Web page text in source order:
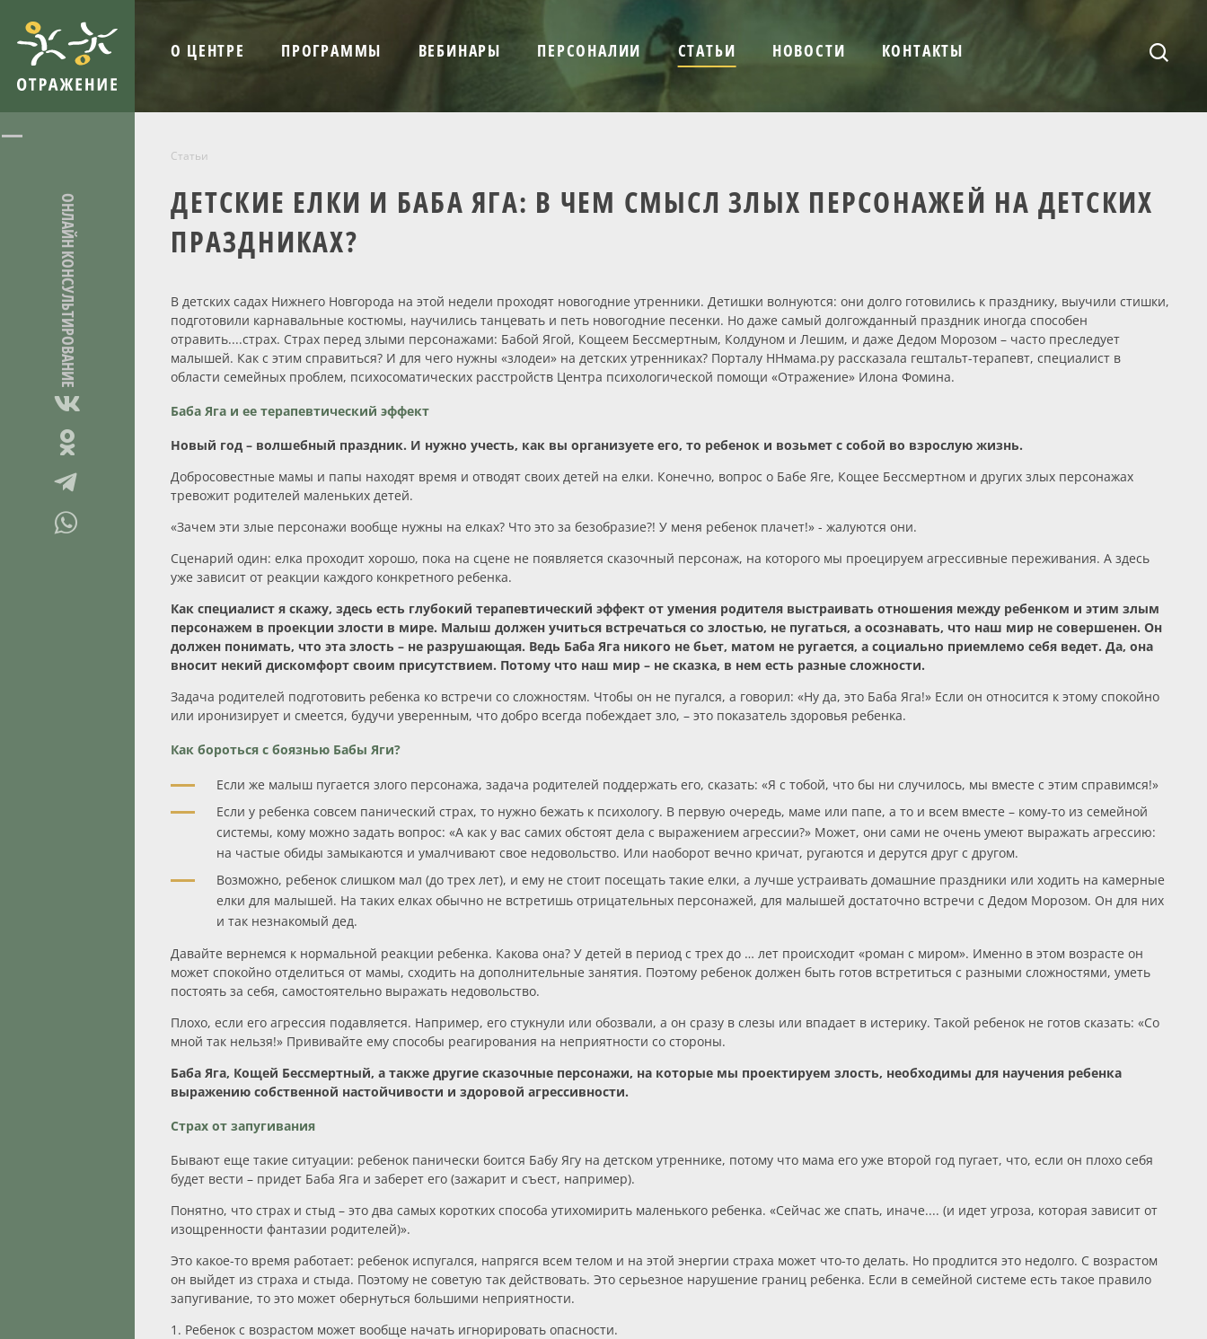
ОНЛАЙН КОНСУЛЬТИРОВАНИЕ
О ЦЕНТРЕ ПРОГРАММЫ ВЕБИНАРЫ ПЕРСОНАЛИИ СТАТЬИ НОВОСТИ КОНТАКТЫ
Статьи
ДЕТСКИЕ ЕЛКИ И БАБА ЯГА: В ЧЕМ СМЫСЛ ЗЛЫХ ПЕРСОНАЖЕЙ НА ДЕТСКИХ
ПРАЗДНИКАХ?
В детских садах Нижнего Новгорода на этой недели проходят новогодние утренники. Детишки волнуются: они долго готовились к празднику, выучили стишки,
подготовили карнавальные костюмы, научились танцевать и петь новогодние песенки. Но даже самый долгожданный праздник иногда способен
отравить....страх. Страх перед злыми персонажами: Бабой Ягой, Кощеем Бессмертным, Колдуном и Лешим, и даже Дедом Морозом – часто преследует
малышей. Как с этим справиться? И для чего нужны «злодеи» на детских утренниках? Порталу ННмама.ру рассказала гештальт-терапевт, специалист в
области семейных проблем, психосоматических расстройств Центра психологической помощи «Отражение» Илона Фомина.
Баба Яга и ее терапевтический эффект
Новый год – волшебный праздник. И нужно учесть, как вы организуете его, то ребенок и возьмет с собой во взрослую жизнь.
Добросовестные мамы и папы находят время и отводят своих детей на елки. Конечно, вопрос о Бабе Яге, Кощее Бессмертном и других злых персонажах
тревожит родителей маленьких детей.
«Зачем эти злые персонажи вообще нужны на елках? Что это за безобразие?! У меня ребенок плачет!» - жалуются они.
Сценарий один: елка проходит хорошо, пока на сцене не появляется сказочный персонаж, на которого мы проецируем агрессивные переживания. А здесь
уже зависит от реакции каждого конкретного ребенка.
Как специалист я скажу, здесь есть глубокий терапевтический эффект от умения родителя выстраивать отношения между ребенком и этим злым
персонажем в проекции злости в мире. Малыш должен учиться встречаться со злостью, не пугаться, а осознавать, что наш мир не совершенен. Он
должен понимать, что эта злость – не разрушающая. Ведь Баба Яга никого не бьет, матом не ругается, а социально приемлемо себя ведет. Да, она
вносит некий дискомфорт своим присутствием. Потому что наш мир – не сказка, в нем есть разные сложности.
Задача родителей подготовить ребенка ко встречи со сложностям. Чтобы он не пугался, а говорил: «Ну да, это Баба Яга!» Если он относится к этому спокойно
или иронизирует и смеется, будучи уверенным, что добро всегда побеждает зло, – это показатель здоровья ребенка.
Как бороться с боязнью Бабы Яги?
Если же малыш пугается злого персонажа, задача родителей поддержать его, сказать: «Я с тобой, что бы ни случилось, мы вместе с этим справимся!»
Если у ребенка совсем панический страх, то нужно бежать к психологу. В первую очередь, маме или папе, а то и всем вместе – кому-то из семейной
системы, кому можно задать вопрос: «А как у вас самих обстоят дела с выражением агрессии?» Может, они сами не очень умеют выражать агрессию:
на частые обиды замыкаются и умалчивают свое недовольство. Или наоборот вечно кричат, ругаются и дерутся друг с другом.
Возможно, ребенок слишком мал (до трех лет), и ему не стоит посещать такие елки, а лучше устраивать домашние праздники или ходить на камерные
елки для малышей. На таких елках обычно не встретишь отрицательных персонажей, для малышей достаточно встречи с Дедом Морозом. Он для них
и так незнакомый дед.
Давайте вернемся к нормальной реакции ребенка. Какова она? У детей в период с трех до … лет происходит «роман с миром». Именно в этом возрасте он
может спокойно отделиться от мамы, сходить на дополнительные занятия. Поэтому ребенок должен быть готов встретиться с разными сложностями, уметь
постоять за себя, самостоятельно выражать недовольство.
Плохо, если его агрессия подавляется. Например, его стукнули или обозвали, а он сразу в слезы или впадает в истерику. Такой ребенок не готов сказать: «Со
мной так нельзя!» Прививайте ему способы реагирования на неприятности со стороны.
Баба Яга, Кощей Бессмертный, а также другие сказочные персонажи, на которые мы проектируем злость, необходимы для научения ребенка
выражению собственной настойчивости и здоровой агрессивности.
Страх от запугивания
Бывают еще такие ситуации: ребенок панически боится Бабу Ягу на детском утреннике, потому что мама его уже второй год пугает, что, если он плохо себя
будет вести – придет Баба Яга и заберет его (зажарит и съест, например).
Понятно, что страх и стыд – это два самых коротких способа утихомирить маленького ребенка. «Сейчас же спать, иначе.... (и идет угроза, которая зависит от
изощренности фантазии родителей)».
Это какое-то время работает: ребенок испугался, напрягся всем телом и на этой энергии страха может что-то делать. Но продлится это недолго. С возрастом
он выйдет из страха и стыда. Поэтому не советую так действовать. Это серьезное нарушение границ ребенка. Если в семейной системе есть такое правило
запугивание, то это может обернуться большими неприятности.
1. Ребенок с возрастом может вообще начать игнорировать опасности.